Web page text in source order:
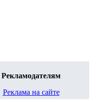
Рекламодателям
Реклама на сайте